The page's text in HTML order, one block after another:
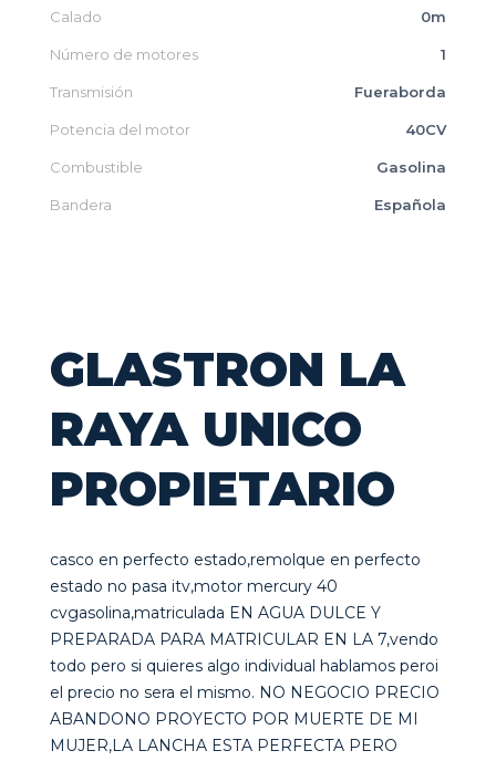
Calado 0m
Número de motores 1
Transmisión Fueraborda
Potencia del motor 40CV
Combustible Gasolina
Bandera Española
GLASTRON LA
RAYA UNICO
PROPIETARIO
casco en perfecto estado,remolque en perfecto
estado no pasa itv,motor mercury 40
cvgasolina,matriculada EN AGUA DULCE Y
PREPARADA PARA MATRICULAR EN LA 7,vendo
todo pero si quieres algo individual hablamos peroi
el precio no sera el mismo. NO NEGOCIO PRECIO
ABANDONO PROYECTO POR MUERTE DE MI
MUJER,LA LANCHA ESTA PERFECTA PERO